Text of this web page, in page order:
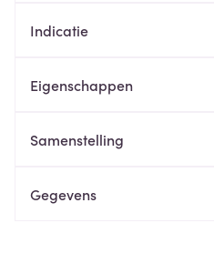
Indicatie
Eigenschappen
Samenstelling
Gegevens